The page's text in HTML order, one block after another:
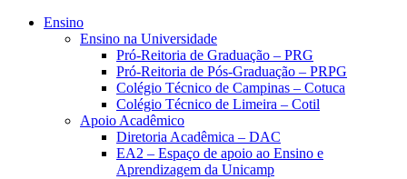
Ensino
Ensino na Universidade
Pró-Reitoria de Graduação – PRG
Pró-Reitoria de Pós-Graduação – PRPG
Colégio Técnico de Campinas – Cotuca
Colégio Técnico de Limeira – Cotil
Apoio Acadêmico
Diretoria Acadêmica – DAC
EA2 – Espaço de apoio ao Ensino e
Aprendizagem da Unicamp